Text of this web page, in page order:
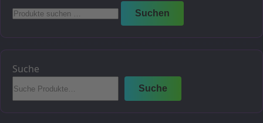
Suchen
nach:
Suchen
Suche
Suche